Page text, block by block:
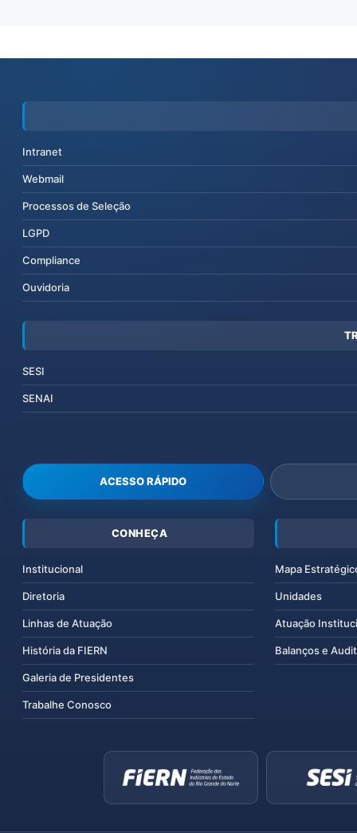
Intranet
Webmail
Processos de Seleção
LGPD
Compliance
Ouvidoria
SESI
SENAI
ACESSO RÁPIDO
CONHEÇA
Institucional
Diretoria
Linhas de Atuação
História da FIERN
Galeria de Presidentes
Trabalhe Conosco
Mapa
Unidades
Atuação
Balanços e